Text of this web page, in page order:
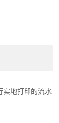
实地打印的流水